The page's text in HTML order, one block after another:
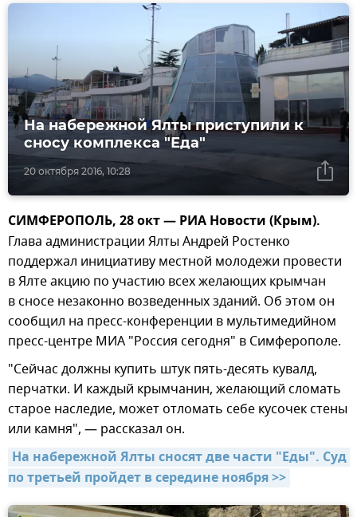
20 октября 2016, 10:28
На набережной Ялты приступили к
сносу комплекса "Еда"
СИМФЕРОПОЛЬ, 28 окт — РИА Новости (Крым).
Глава администрации Ялты Андрей Ростенко
поддержал инициативу местной молодежи провести
в Ялте акцию по участию всех желающих крымчан
в сносе незаконно возведенных зданий. Об этом он
сообщил на пресс-конференции в мультимедийном
пресс-центре МИА "Россия сегодня" в Симферополе.
"Сейчас должны купить штук пять-десять кувалд,
перчатки. И каждый крымчанин, желающий сломать
старое наследие, может отломать себе кусочек стены
или камня", — рассказал он.
На набережной Ялты сносят две части "Еды". Суд
по третьей пройдет в середине ноября >>